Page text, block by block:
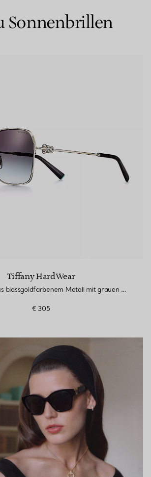
Sonnenbrillen
Tiffany HardWear
Sonnenbrille aus blassgoldfarbenem Metall mit grauen Gläsern
€ 305